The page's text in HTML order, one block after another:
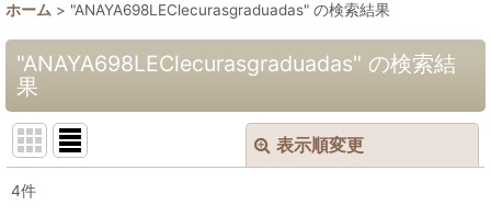
ホーム > "ANAYA698LEClecurasgraduadas" の検索結果
"ANAYA698LEClecurasgraduadas" の検索結
果
表示順変更
商品検索
4件